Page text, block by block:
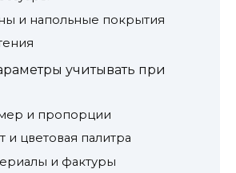
и напольные покрытия
учитывать при
и пропорции
и цветовая палитра
и фактуры